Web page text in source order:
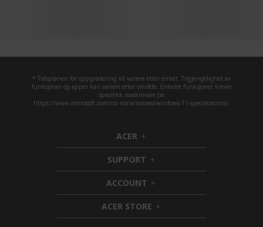
* Tidsplanen for oppgradering vil variere etter enhet. Tilgjengelighet av
funksjoner og apper kan variere etter område. Enkelte funksjoner krever
spesifikk maskinvare (se
https://www.microsoft.com/nb-no/windows/windows-11-specifications).
ACER h
i
d
d
e
n
SUPPORT h
i
d
e
n
ACCOUNT h
i
d
d
ACER STORE h
i